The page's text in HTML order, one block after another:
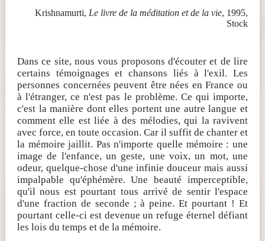
Krishnamurti, Le livre de la méditation et de la vie, 1995,
Stock
Dans ce site, nous vous proposons d'écouter et de lire
certains témoignages et chansons liés à l'exil. Les
personnes concernées peuvent être nées en France ou
à l'étranger, ce n'est pas le problème. Ce qui importe,
c'est la manière dont elles portent une autre langue et
comment elle est liée à des mélodies, qui la ravivent
avec force, en toute occasion. Car il suffit de chanter et
la mémoire jaillit. Pas n'importe quelle mémoire : une
image de l'enfance, un geste, une voix, un mot, une
odeur, quelque-chose d'une infinie douceur mais aussi
impalpable qu'éphémère. Une beauté imperceptible,
qu'il nous est pourtant tous arrivé de sentir l'espace
d'une fraction de seconde ; à peine. Et pourtant ! Et
pourtant celle-ci est devenue un refuge éternel défiant
les lois du temps et de la mémoire.